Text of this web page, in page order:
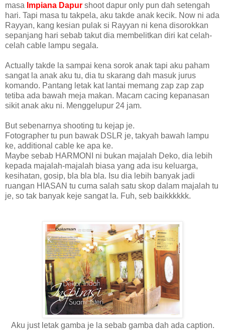
masa Impiana Dapur shoot dapur only pun dah setengah
hari. Tapi masa tu takpela, aku takde anak kecik. Now ni ada
Rayyan, kang kesian pulak si Rayyan ni kena disorokkan
sepanjang hari sebab takut dia membelitkan diri kat celah-
celah cable lampu segala.
Actually takde la sampai kena sorok anak tapi aku paham
sangat la anak aku tu, dia tu skarang dah masuk jurus
komando. Pantang letak kat lantai memang zap zap zap
tetiba ada bawah meja makan. Macam cacing kepanasan
sikit anak aku ni. Menggelupur 24 jam.
But sebenarnya shooting tu kejap je.
Fotographer tu pun bawak DSLR je, takyah bawah lampu
ke, additional cable ke apa ke.
Maybe sebab HARMONI ni bukan majalah Deko, dia lebih
kepada majalah-majalah biasa yang ada isu keluarga,
kesihatan, gosip, bla bla bla. Isu dia lebih banyak jadi
ruangan HIASAN tu cuma salah satu skop dalam majalah tu
je, so tak banyak keje sangat la. Fuh, seb baikkkkkk.
Aku just letak gamba je la sebab gamba dah ada caption.